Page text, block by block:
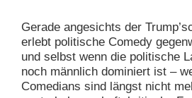
Gerade angesichts der
erlebt politische Comedy
und selbst wenn die politische
noch männlich dominiert ist –
Comedians sind längst nicht